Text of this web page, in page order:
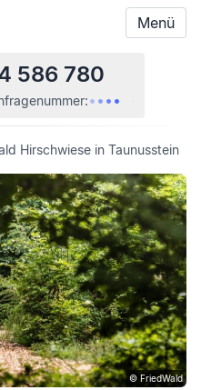
Menü
586 780
• • • •
Menü
Hirschwiese in Taunusstein
© FriedWald